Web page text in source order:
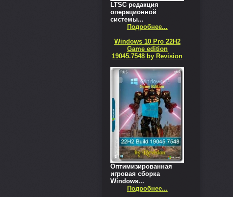
LTSC редакция
операционной
системы...
Подробнее...
Windows 10 Pro 22H2
Game edition
19045.7548 by Revision
Оптимизированная
игровая сборка
Windows...
Подробнее...